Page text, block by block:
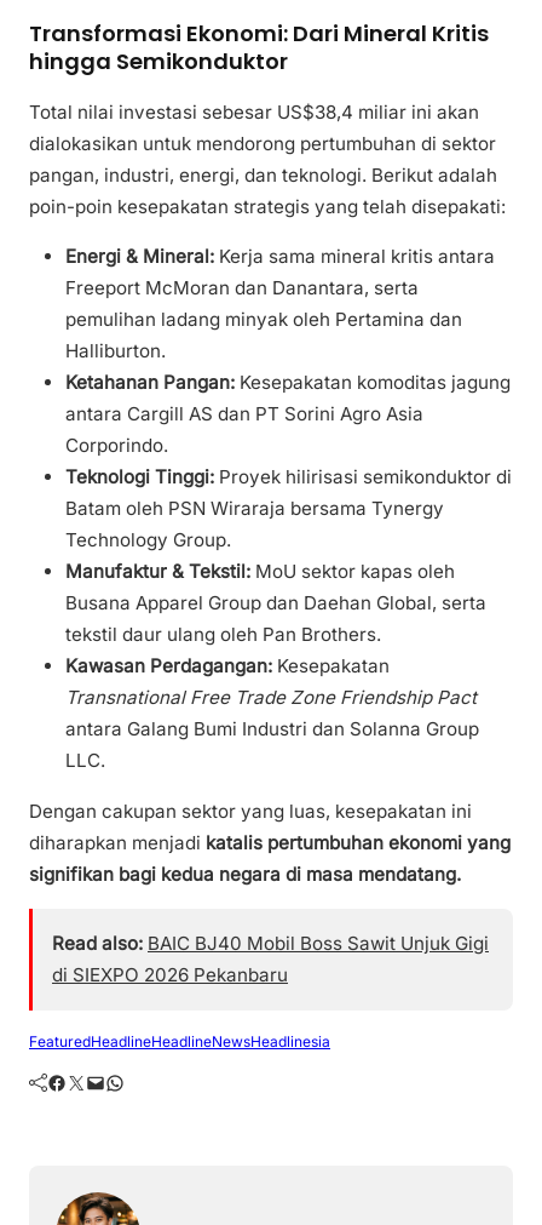
Transformasi Ekonomi: Dari Mineral Kritis
hingga Semikonduktor
Total nilai investasi sebesar US$38,4 miliar ini akan
dialokasikan untuk mendorong pertumbuhan di sektor
pangan, industri, energi, dan teknologi. Berikut adalah
poin-poin kesepakatan strategis yang telah disepakati:
Energi & Mineral: Kerja sama mineral kritis antara
Freeport McMoran dan Danantara, serta
pemulihan ladang minyak oleh Pertamina dan
Halliburton.
Ketahanan Pangan: Kesepakatan komoditas jagung
antara Cargill AS dan PT Sorini Agro Asia
Corporindo.
Teknologi Tinggi: Proyek hilirisasi semikonduktor di
Batam oleh PSN Wiraraja bersama Tynergy
Technology Group.
Manufaktur & Tekstil: MoU sektor kapas oleh
Busana Apparel Group dan Daehan Global, serta
tekstil daur ulang oleh Pan Brothers.
Kawasan Perdagangan: Kesepakatan
Transnational Free Trade Zone Friendship Pact
antara Galang Bumi Industri dan Solanna Group
LLC.
Dengan cakupan sektor yang luas, kesepakatan ini
diharapkan menjadi katalis pertumbuhan ekonomi yang
signifikan bagi kedua negara di masa mendatang.
Read also: BAIC BJ40 Mobil Boss Sawit Unjuk Gigi
di SIEXPO 2026 Pekanbaru
FeaturedHeadlineHeadlineNewsHeadlinesia
Facebook Twitter Mail WhatsApp